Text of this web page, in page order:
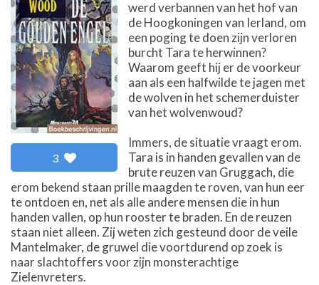
3
werd verbannen van het hof van
de Hoogkoningen van Ierland, om
een poging te doen zijn verloren
burcht Tara te herwinnen?
Waarom geeft hij er de voorkeur
aan als een halfwilde te jagen met
de wolven in het schemerduister
van het wolvenwoud?
Immers, de situatie vraagt erom.
Tara is in handen gevallen van de
brute reuzen van Gruggach, die
erom bekend staan prille maagden te roven, van hun eer
te ontdoen en, net als alle andere mensen die in hun
handen vallen, op hun rooster te braden. En de reuzen
staan niet alleen. Zij weten zich gesteund door de veile
Mantelmaker, de gruwel die voortdurend op zoek is
naar slachtoffers voor zijn monsterachtige
Zielenvreters.